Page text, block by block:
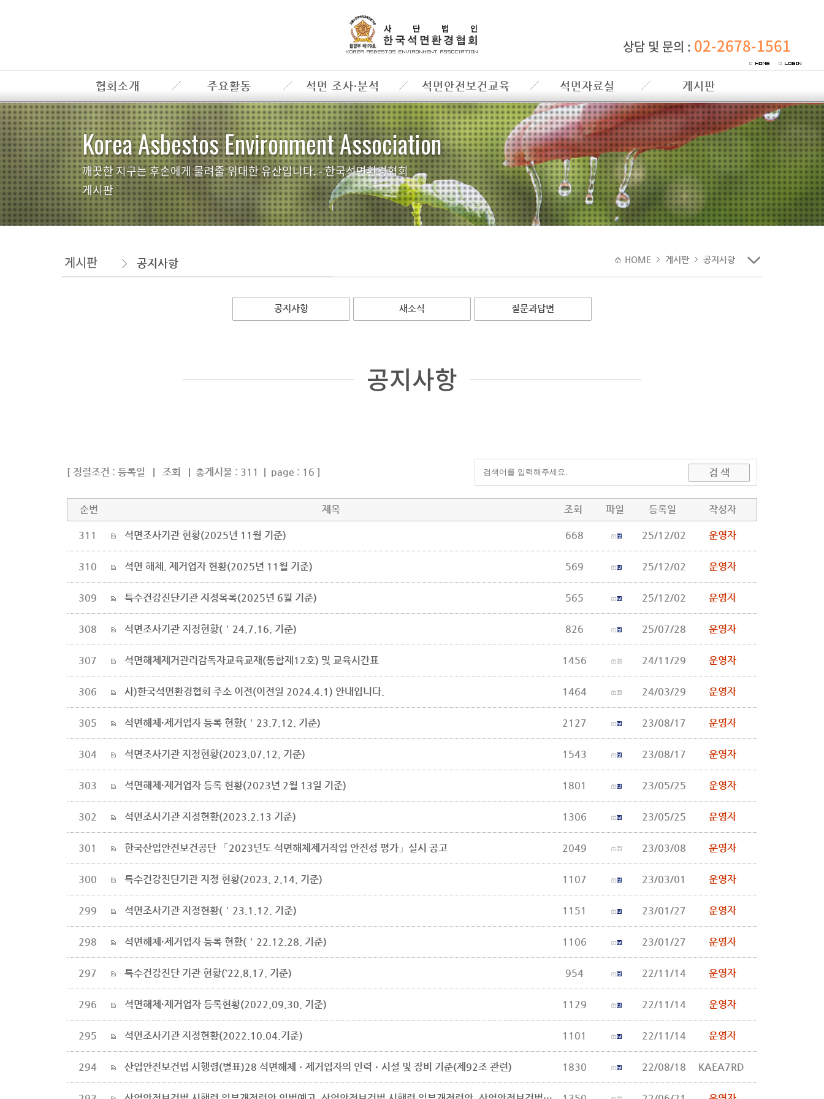
상담 및 문의 : 02-2678-1561
협회소개 주요활동 석면 조사·분석 석면안전보건교육 석면자료실 게시판
Korea Asbestos Environment Association
깨끗한 지구는 후손에게 물려줄 위대한 유산입니다. - 한국석면환경협회
게시판
게시판 공지사항 HOME 게시판 공지사항
공지사항 새소식 질문과답변
공지사항
[ 정렬조건 : 등록일 | 조회 | 총게시물 : 311 | page : 16 ]
순번 제목 조회 파일 등록일 작성자
311 석면조사기관 현황(2025년 11월 기준) 668 25/12/02 운영자
310 석면 해체. 제거업자 현황(2025년 11월 기준) 569 25/12/02 운영자
309 특수건강진단기관 지정목록(2025년 6월 기준) 565 25/12/02 운영자
308 석면조사기관 지정현황(＇24.7.16. 기준) 826 25/07/28 운영자
307 석면해체제거관리감독자교육교재(통합제12호) 및 교육시간표 1456 24/11/29 운영자
306 사)한국석면환경협회 주소 이전(이전일 2024.4.1) 안내입니다. 1464 24/03/29 운영자
305 석면해체·제거업자 등록 현황(＇23.7.12. 기준) 2127 23/08/17 운영자
304 석면조사기관 지정현황(2023.07.12. 기준) 1543 23/08/17 운영자
303 석면해체·제거업자 등록 현황(2023년 2월 13일 기준) 1801 23/05/25 운영자
302 석면조사기관 지정현황(2023.2.13 기준) 1306 23/05/25 운영자
301 한국산업안전보건공단 「2023년도 석면해체제거작업 안전성 평가」실시 공고 2049 23/03/08 운영자
300 특수건강진단기관 지정 현황(2023. 2.14. 기준) 1107 23/03/01 운영자
299 석면조사기관 지정현황(＇23.1.12. 기준) 1151 23/01/27 운영자
298 석면해체·제거업자 등록 현황(＇22.12.28. 기준) 1106 23/01/27 운영자
297 특수건강진단 기관 현황(`22.8.17. 기준) 954 22/11/14 운영자
296 석면해체·제거업자 등록현황(2022.09.30. 기준) 1129 22/11/14 운영자
295 석면조사기관 지정현황(2022.10.04.기준) 1101 22/11/14 운영자
294 산업안전보건법 시행령(별표)28 석면해체ㆍ제거업자의 인력ㆍ시설 및 장비 기준(제92조 관련) 1830 22/08/18 KAEA7RD